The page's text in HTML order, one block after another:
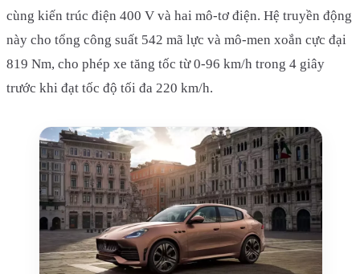
cùng kiến trúc điện 400 V và hai mô-tơ điện. Hệ truyền động
này cho tổng công suất 542 mã lực và mô-men xoắn cực đại
819 Nm, cho phép xe tăng tốc từ 0-96 km/h trong 4 giây
trước khi đạt tốc độ tối đa 220 km/h.